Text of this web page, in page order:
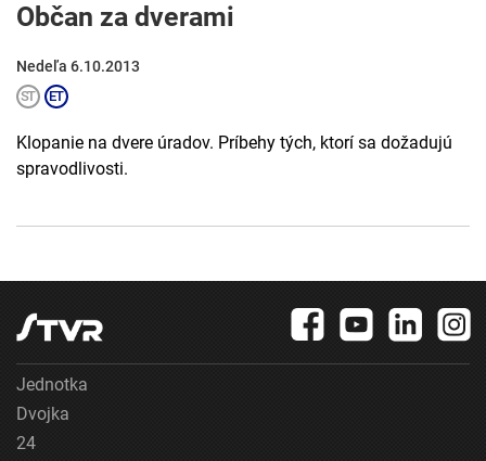
Občan za dverami
Nedeľa 6.10.2013
Klopanie na dvere úradov. Príbehy tých, ktorí sa dožadujú
spravodlivosti.
Jednotka
Dvojka
24